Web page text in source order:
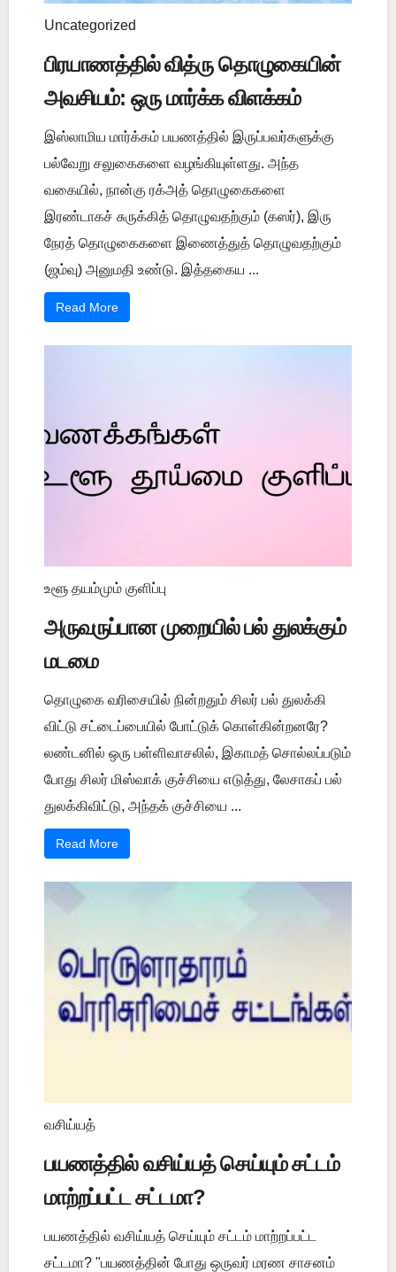
Uncategorized
பிரயாணத்தில் வித்ரு தொழுகையின்
அவசியம்: ஒரு மார்க்க விளக்கம்
இஸ்லாமிய மார்க்கம் பயணத்தில் இருப்பவர்களுக்கு
பல்வேறு சலுகைகளை வழங்கியுள்ளது. அந்த
வகையில், நான்கு ரக்அத் தொழுகைகளை
இரண்டாகச் சுருக்கித் தொழுவதற்கும் (கஸர்), இரு
நேரத் தொழுகைகளை இணைத்துத் தொழுவதற்கும்
(ஜம்வு) அனுமதி உண்டு. இத்தகைய ...
Read More
உளூ தயம்மும் குளிப்பு
அருவருப்பான முறையில் பல் துலக்கும்
மடமை
தொழுகை வரிசையில் நின்றதும் சிலர் பல் துலக்கி
விட்டு சட்டைப்பையில் போட்டுக் கொள்கின்றனரே?
லண்டனில் ஒரு பள்ளிவாசலில், இகாமத் சொல்லப்படும்
போது சிலர் மிஸ்வாக் குச்சியை எடுத்து, லேசாகப் பல்
துலக்கிவிட்டு, அந்தக் குச்சியை ...
Read More
வசிய்யத்
பயணத்தில் வசிய்யத் செய்யும் சட்டம்
மாற்றப்பட்ட சட்டமா?
பயணத்தில் வசிய்யத் செய்யும் சட்டம் மாற்றப்பட்ட
சட்டமா? "பயணத்தின் போது ஒருவர் மரண சாசனம்